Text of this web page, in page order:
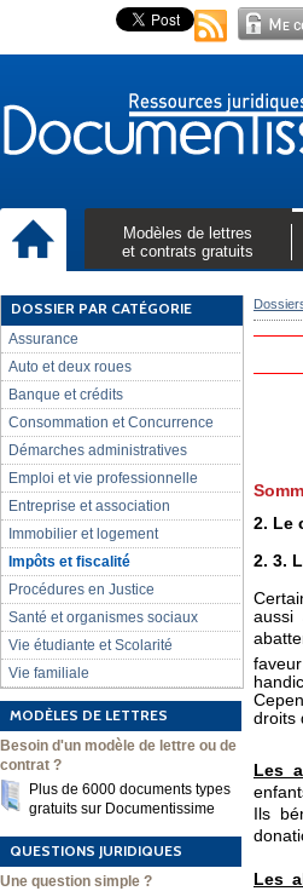
Modèles de lettres
et contrats gratuits
DOSSIER PAR CATÉGORIE
Assurance
Auto et deux roues
Banque et crédits
Consommation et Concurrence
Démarches administratives
Emploi et vie professionnelle
Entreprise et association
Immobilier et logement
Impôts et fiscalité
Procédures en Justice
Santé et organismes sociaux
Vie étudiante et Scolarité
Vie familiale
MODÈLES DE LETTRES
Besoin d'un modèle de lettre ou de
contrat ?
Plus de 6000 documents types
gratuits sur Documentissime
QUESTIONS JURIDIQUES
Une question simple ?
2. Le
2. 3.
aussi
droits
Les
Ils
Les